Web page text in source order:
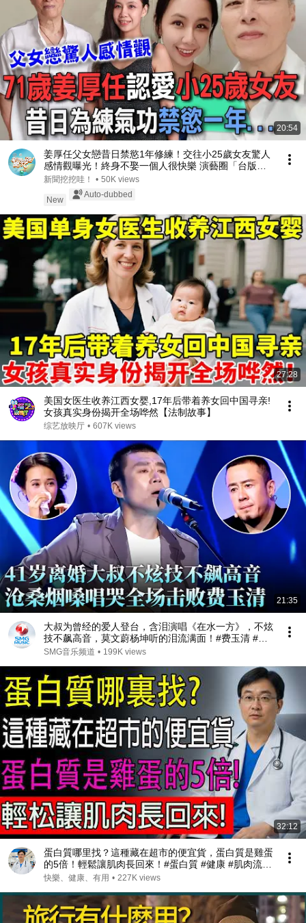
20:54
姜厚任父女戀昔日禁慾1年修練！交往小25歲女友驚人
感情觀曝光！終身不娶一個人很快樂 演藝圈「台版蘇
志燮」晚年幸福哲學！【新聞挖挖哇】每周精選
新聞挖挖哇！ • 50K views
New
Auto-dubbed
27:28
美国女医生收养江西女婴,17年后带着养女回中国寻亲!
女孩真实身份揭开全场哗然【法制故事】
综艺放映厅 • 607K views
21:35
大叔为曾经的爱人登台，含泪演唱《在水一方》，不炫
技不飙高音，莫文蔚杨坤听的泪流满面！#费玉清 #任
柏儒 #天籁之战1 精华版 clip
SMG音乐频道 • 199K views
32:12
蛋白質哪里找？這種藏在超市的便宜貨，蛋白質是雞蛋
的5倍！輕鬆讓肌肉長回來！#蛋白質 #健康 #肌肉流失
#肌少症
快樂、健康、有用 • 227K views